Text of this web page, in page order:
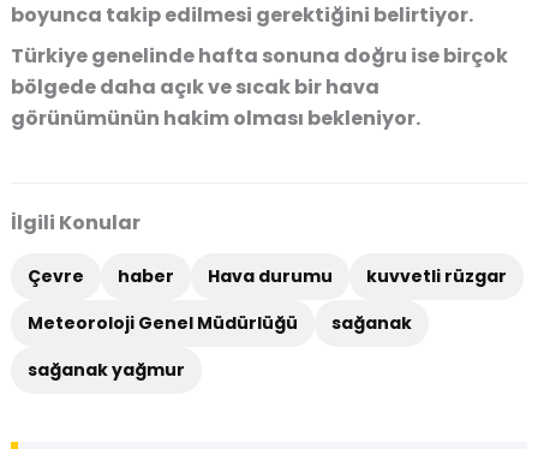
boyunca takip edilmesi gerektiğini belirtiyor.
Türkiye genelinde hafta sonuna doğru ise birçok
bölgede daha açık ve sıcak bir hava
görünümünün hakim olması bekleniyor.
İlgili Konular
Çevre haber Hava durumu
kuvvetli rüzgar
Meteoroloji Genel Müdürlüğü
sağanak
sağanak yağmur